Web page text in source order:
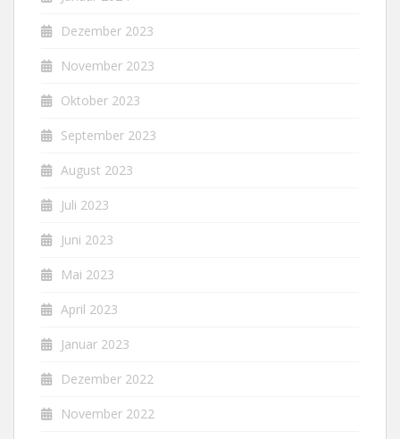
Dezember 2023
November 2023
Oktober 2023
September 2023
August 2023
Juli 2023
Juni 2023
Mai 2023
April 2023
Januar 2023
Dezember 2022
November 2022